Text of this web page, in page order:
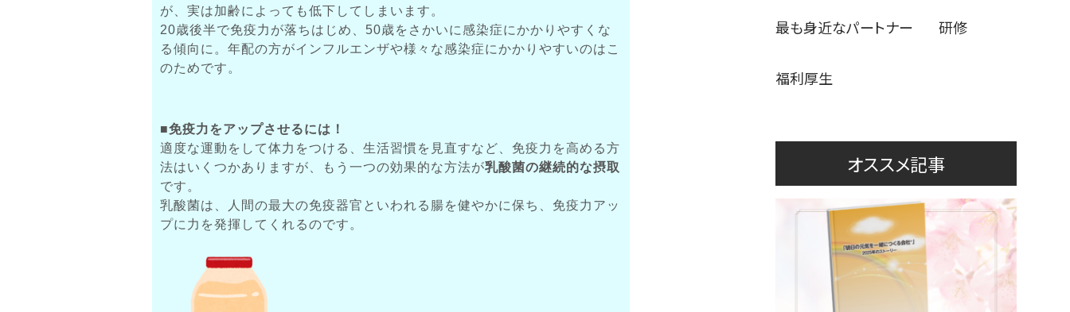
が、実は加齢によっても低下してしまいます。
20歳後半で免疫力が落ちはじめ、50歳をさかいに感染症にかかりやすくな
る傾向に。年配の方がインフルエンザや様々な感染症にかかりやすいのはこ
のためです。
■免疫力をアップさせるには！
適度な運動をして体力をつける、生活習慣を見直すなど、免疫力を高める方
法はいくつかありますが、もう一つの効果的な方法が乳酸菌の継続的な摂取
です。
乳酸菌は、人間の最大の免疫器官といわれる腸を健やかに保ち、免疫力アッ
プに力を発揮してくれるのです。
最も身近なパートナー 研修
福利厚生
オススメ記事